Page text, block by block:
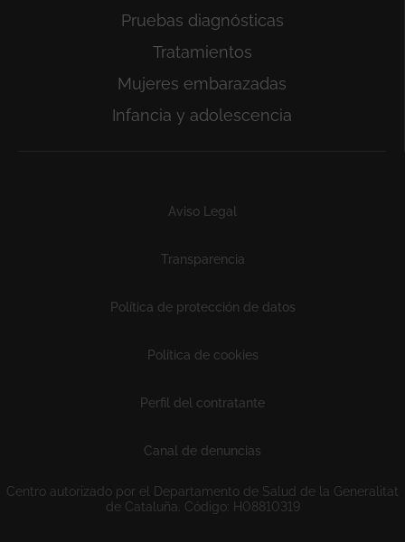
Pruebas diagnósticas
Tratamientos
Mujeres embarazadas
Infancia y adolescencia
Aviso Legal
Transparencia
Política de protección de datos
Política de cookies
Perfil del contratante
Canal de denuncias
Centro autorizado por el Departamento de Salud de la Generalitat
de Cataluña. Código: H08810319